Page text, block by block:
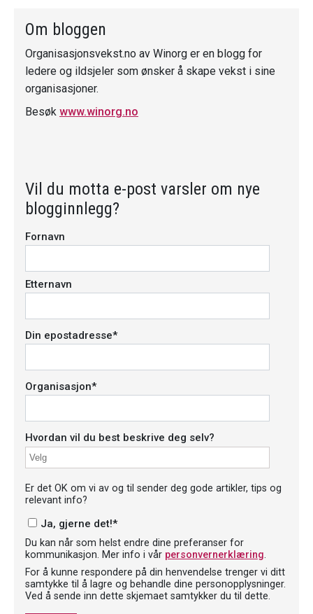
Om bloggen
Organisasjonsvekst.no av Winorg er en blogg for
ledere og ildsjeler som ønsker å skape vekst i sine
organisasjoner.
Besøk www.winorg.no
Vil du motta e-post varsler om nye
blogginnlegg?
Fornavn
Etternavn
Din epostadresse*
Organisasjon*
Hvordan vil du best beskrive deg selv?
Er det OK om vi av og til sender deg gode artikler, tips og
relevant info?
Ja, gjerne det!*
Du kan når som helst endre dine preferanser for
kommunikasjon. Mer info i vår personvernerklæring.
For å kunne respondere på din henvendelse trenger vi ditt
samtykke til å lagre og behandle dine personopplysninger.
Ved å sende inn dette skjemaet samtykker du til dette.